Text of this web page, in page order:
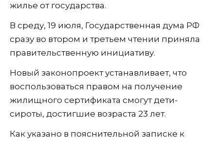
жилье от государства.
В среду, 19 июля, Государственная дума РФ
сразу во втором и третьем чтении приняла
правительственную инициативу.
Новый законопроект устанавливает, что
воспользоваться правом на получение
жилищного сертификата смогут дети-
сироты, достигшие возраста 23 лет.
Как указано в пояснительной записке к